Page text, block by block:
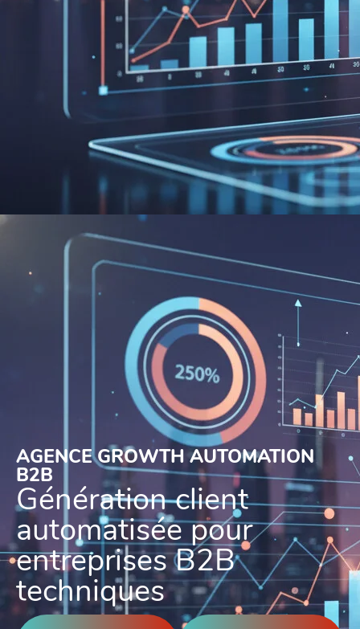
AGENCE GROWTH AUTOMATION
B2B
Génération client
automatisée pour
entreprises B2B
techniques